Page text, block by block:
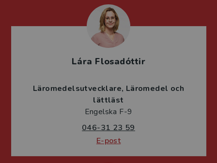
Lára Flosadóttir
Läromedelsutvecklare Läromedel och
lättläst
Engelska F-9
046-31 23 59
E-post